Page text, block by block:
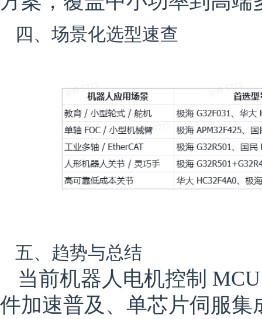
四、场景化选型速查
五、趋势与总结
当前机器人电机控制
件加速普及、单芯片伺服集